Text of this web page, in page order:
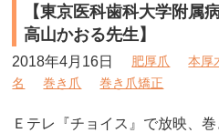
【東京医科歯科大学附属
高山かおる先生】
2018年4月16日 肥厚爪 本厚
名
巻き爪 巻き爪矯正
Ｅテレ『チョイス』で放映、